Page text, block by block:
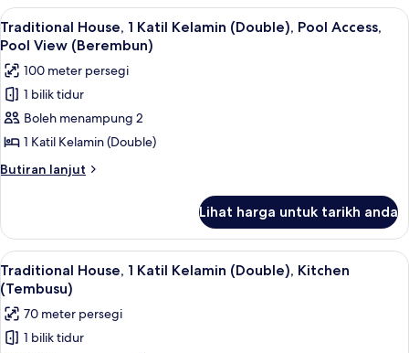
Lihat
semua
foto
untuk
Traditional
House,
1
Katil
Pool
Access,
Pool
View
(Berembun)
Traditional House, 1 Katil Kelamin
10
Traditional House, 1 Katil Kelamin (Double), Pool Access,
Pool View (Berembun)
100 meter persegi
1 bilik tidur
Boleh menampung 2
1 Katil Kelamin (Double)
Butiran lanjut
Butiran
House,
Katil
Kelamin
(Double),
Pool
Access,
Pool
Lihat harga untuk tarikh anda
Lihat
semua
foto
untuk
Traditional
Traditional House, 1 Katil Kelamin
8
Traditional House, 1 Katil Kelamin (Double), Kitchen
(Tembusu)
70 meter persegi
1 bilik tidur